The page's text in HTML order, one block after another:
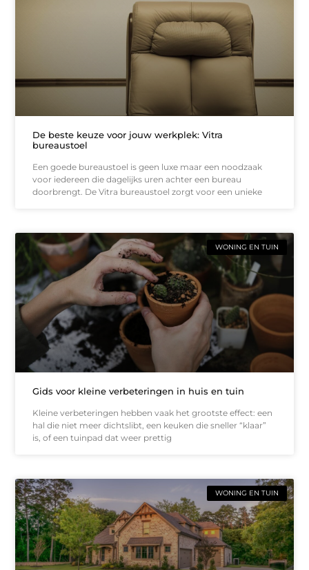
De beste keuze voor jouw werkplek: Vitra
bureaustoel
Een goede bureaustoel is geen luxe maar een noodzaak
voor iedereen die dagelijks uren achter een bureau
doorbrengt. De Vitra bureaustoel zorgt voor een unieke
WONING EN TUIN
Gids voor kleine verbeteringen in huis en tuin
Kleine verbeteringen hebben vaak het grootste effect: een
hal die niet meer dichtslibt, een keuken die sneller “klaar”
is, of een tuinpad dat weer prettig
WONING EN TUIN